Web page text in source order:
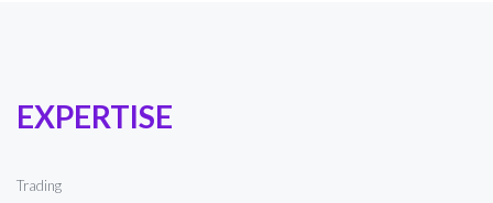
EXPERTISE
Trading